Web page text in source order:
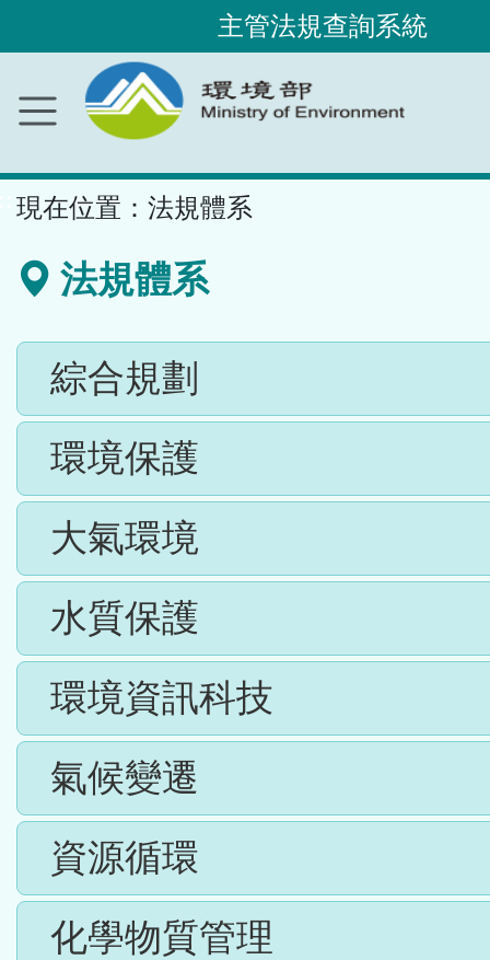
內
容
主管法規查詢系統
現在位置： 法規體系
法規體系
綜合規劃
環境保護
大氣環境
水質保護
環境資訊科技
氣候變遷
資源循環
化學物質管理